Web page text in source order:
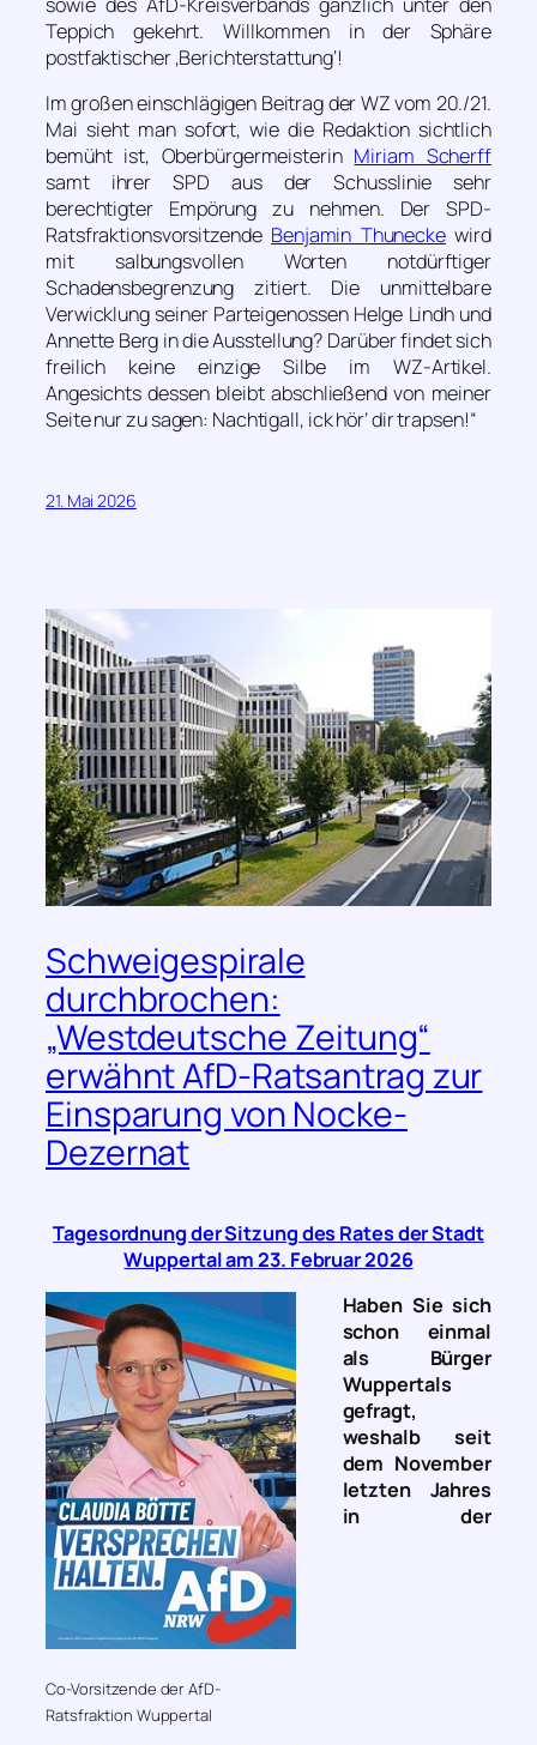
Teppich gekehrt. Willkommen in der Sphäre
postfaktischer ‚Berichterstattung‘!
Im großen einschlägigen Beitrag der WZ vom 20./21.
Mai sieht man sofort, wie die Redaktion sichtlich
bemüht ist, Oberbürgermeisterin Miriam Scherff
samt ihrer SPD aus der Schusslinie sehr
berechtigter Empörung zu nehmen. Der SPD-
Ratsfraktionsvorsitzende Benjamin Thuneckewird
mit salbungsvollen Worten notdürftiger
Schadensbegrenzung zitiert. Die unmittelbare
Verwicklung seiner Parteigenossen Helge Lindh und
Annette Berg in die Ausstellung? Darüber findet sich
freilich keine einzige Silbe im WZ-Artikel.
Angesichts dessen bleibt abschließend von meiner
Seite nur zu sagen: Nachtigall, ick hör’ dir trapsen!“
21. Mai 2026
Schweigespirale
durchbrochen:
„Westdeutsche Zeitung“
erwähnt AfD-Ratsantrag zur
Einsparung von Nocke-
Dezernat
Tagesordnung der Sitzung des Rates der Stadt
Wuppertal am 23. Februar 2026
Co-Vorsitzende der AfD-
Ratsfraktion Wuppertal
Haben Sie sich
schon einmal
als Bürger
Wuppertals
gefragt,
weshalb seit
dem November
letzten Jahres
in der